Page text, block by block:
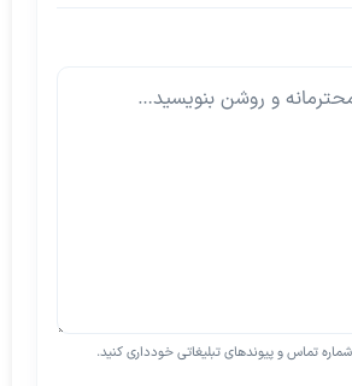
تماس و پیوندهای تبلیغاتی خودداری کنید.